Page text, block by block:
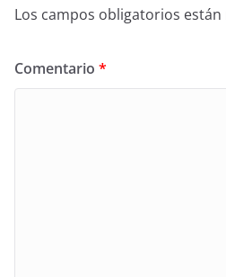
Los campos obligatorios
Comentario *